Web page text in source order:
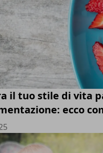
il tuo stile di vita
ecco